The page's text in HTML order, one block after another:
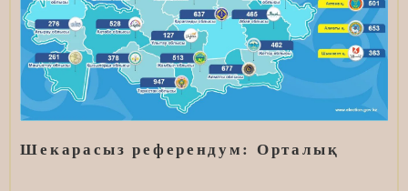
Шекарасыз референдум: Орталық